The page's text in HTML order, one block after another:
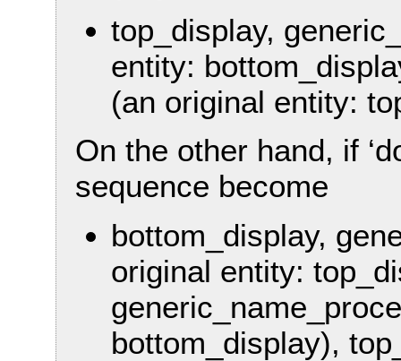
top_display,
entity:
(an original entity:
On the other hand, if
sequence become
bottom_display,
original entity:
bottom_display),